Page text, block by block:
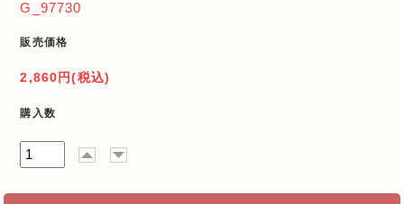
G_97730
販売価格
2,860円(税込)
購入数